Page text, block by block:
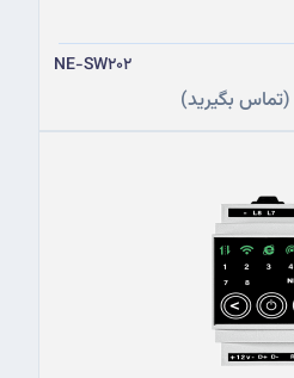
NE-SW202
(تماس بگیرید)